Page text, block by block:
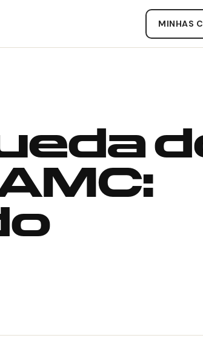
MINHAS